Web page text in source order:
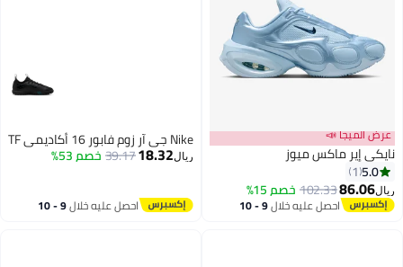
عرض الميجا 📣
نايكي إير ماكس ميوز
5.0
1
ريال86.06
102.33خصم 15%
احصل عليه خلال 9 - 10
Nike جي آر زوم فابور 16 أكاديمي TF
ريال18.32
39.17خصم 53%
احصل عليه خلال 9 - 10